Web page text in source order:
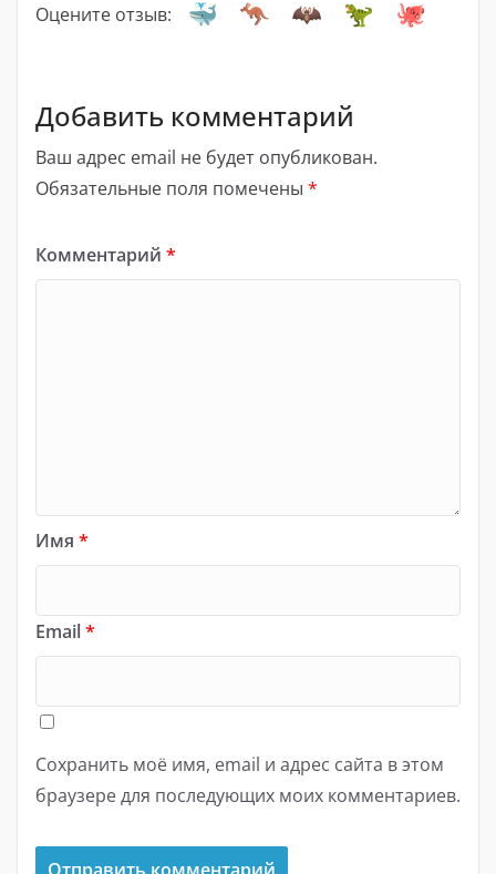
Оцените отзыв:
Добавить комментарий
Ваш адрес email не будет опубликован.
Обязательные поля помечены *
Комментарий *
Имя *
Email*
Сохранить моё имя, email и адрес сайта в этом
браузере для последующих моих комментариев.